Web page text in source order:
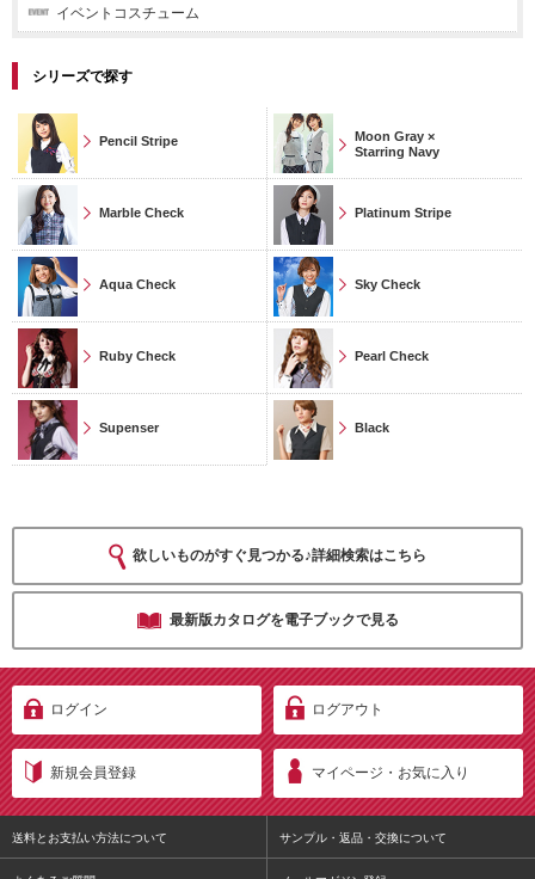
イベントコスチューム
シリーズで探す
Pencil Stripe
Moon Gray ×
Starring Navy
Marble Check Platinum Stripe
Aqua Check Sky Check
Ruby Check Pearl Check
Supenser Black
欲しいものがすぐ見つかる♪詳細検索はこちら
最新版カタログを電子ブックで見る
ログイン ログアウト
新規会員登録 マイページ・お気に入り
送料とお支払い方法について サンプル・返品・交換について